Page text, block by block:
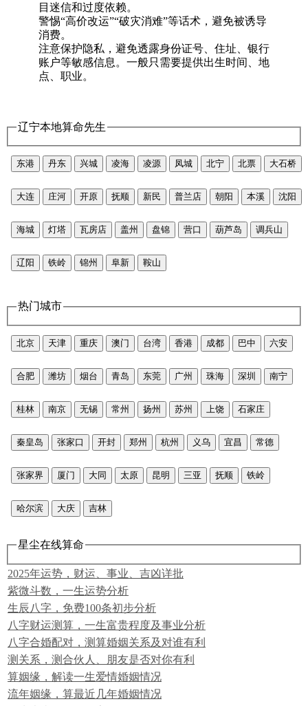
目迷信和过度依赖。
警惕“高价改运”“破灾消难”等话术，避免被诱导
消费。
注意保护隐私，避免透露身份证号、住址、银行
账户等敏感信息。一般只需要提供出生时间、地
点、职业。
辽宁本地算命先生
东港 丹东 兴城 凌海 凌源 凤城 北宁 北票 大石桥
大连 庄河 开原 抚顺 新民 普兰店 朝阳 本溪 沈阳
海城 灯塔 瓦房店 盖州 盘锦 营口 葫芦岛 调兵山
辽阳 铁岭 锦州 阜新 鞍山
热门城市
北京 天津 重庆 澳门 台湾 香港 成都 巴中 六安
合肥 潍坊 烟台 青岛 东莞 广州 珠海 深圳 南宁
桂林 南京 无锡 常州 扬州 苏州 上饶 石家庄
秦皇岛 张家口 开封 郑州 杭州 义乌 宜昌 常德
张家界 厦门 大同 太原 昆明 三亚 抚顺 铁岭
哈尔滨 大庆 吉林
星尘在线算命
2025年运势，财运、事业、吉凶详批
紫微斗数，一生运势分析
生辰八字，免费100条初步分析
八字财运测算，一生富贵程度及事业分析
八字合婚配对，测算婚姻关系及对谁有利
测关系，测合伙人、朋友是否对你有利
算姻缘，解读一生爱情婚姻情况
流年姻缘，算最近几年婚姻情况